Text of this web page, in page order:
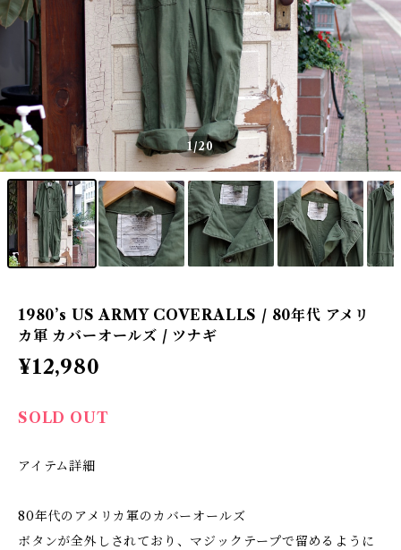
1/20
1980’s US ARMY COVERALLS / 80年代 アメリ
カ軍 カバーオールズ / ツナギ
¥12,980
SOLD OUT
アイテム詳細
80年代のアメリカ軍のカバーオールズ
ボタンが全外しされており、マジックテープで留めるように